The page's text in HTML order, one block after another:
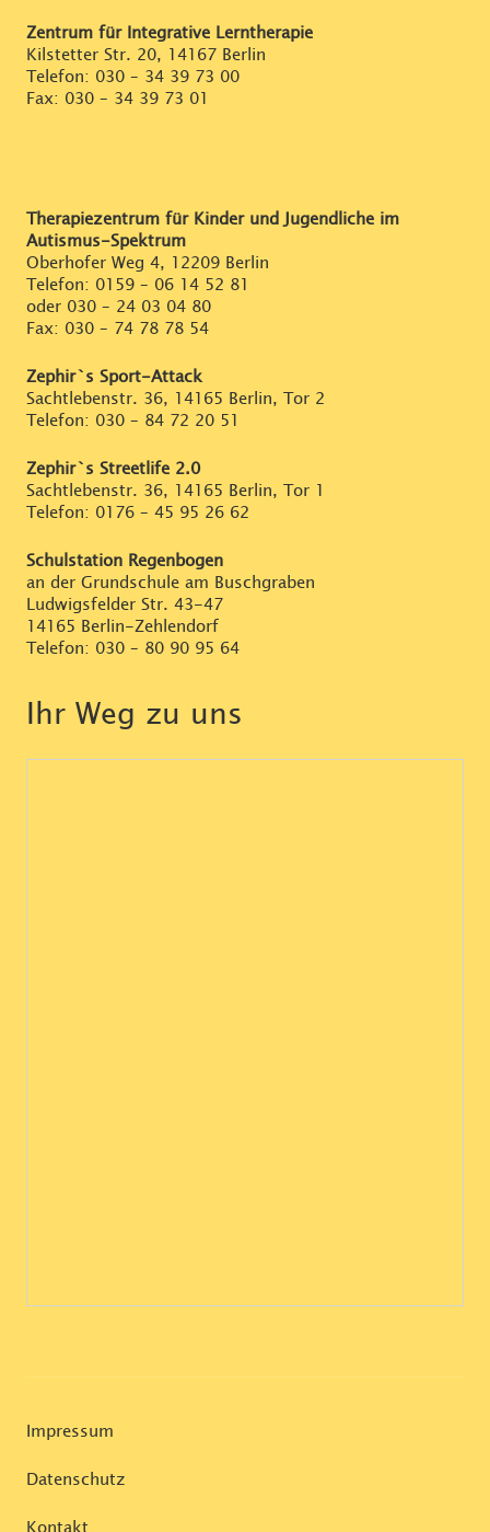
Zentrum für Integrative Lerntherapie
Kilstetter Str. 20, 14167 Berlin
Telefon: 030 – 34 39 73 00
Fax: 030 – 34 39 73 01
Therapiezentrum für Kinder und Jugendliche im
Autismus-Spektrum
Oberhofer Weg 4, 12209 Berlin
Telefon: 0159 – 06 14 52 81
oder 030 – 24 03 04 80
Fax: 030 – 74 78 78 54
Zephir`s Sport-Attack
Sachtlebenstr. 36, 14165 Berlin, Tor 2
Telefon: 030 – 84 72 20 51
Zephir`s Streetlife 2.0
Sachtlebenstr. 36, 14165 Berlin, Tor 1
Telefon: 0176 – 45 95 26 62
Schulstation Regenbogen
an der Grundschule am Buschgraben
Ludwigsfelder Str. 43-47
14165 Berlin-Zehlendorf
Telefon: 030 – 80 90 95 64
Ihr Weg zu uns
Impressum
Datenschutz